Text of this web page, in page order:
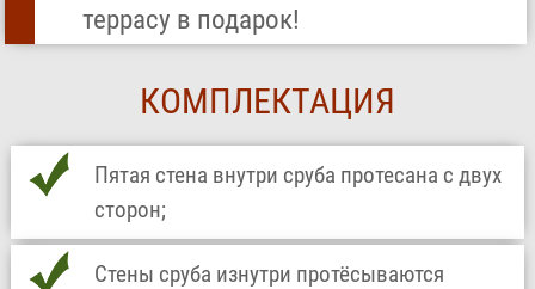
террасу в подарок!
КОМПЛЕКТАЦИЯ
Пятая стена внутри сруба протесана с двух
сторон;
Стены сруба изнутри протёсываются